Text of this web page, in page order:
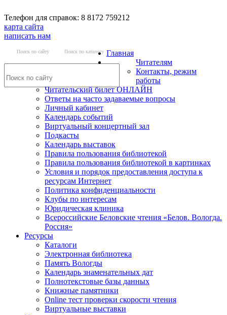
Телефон для справок: 8 8172 759212
карта сайта
написать нам
Поиск по сайту Поиск по каталогу Главная
Читателям
Контакты, режим
работы
Читательский билет ОНЛАЙН
Ответы на часто задаваемые вопросы
Личный кабинет
Календарь событий
Виртуальный концертный зал
Подкасты
Календарь выставок
Правила пользования библиотекой
Правила пользования библиотекой в картинках
Условия и порядок предоставления доступа к
ресурсам Интернет
Политика конфиденциальности
Клубы по интересам
Юридическая клиника
Всероссийские Беловские чтения «Белов. Вологда.
Россия»
Ресурсы
Каталоги
Электронная библиотека
Память Вологды
Календарь знаменательных дат
Полнотекстовые базы данных
Книжные памятники
Online тест проверки скорости чтения
Виртуальные выставки